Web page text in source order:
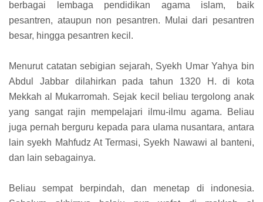
berbagai lembaga pendidikan agama islam, baik
pesantren, ataupun non pesantren. Mulai dari pesantren
besar, hingga pesantren kecil.
Menurut catatan sebigian sejarah, Syekh Umar Yahya bin
Abdul Jabbar dilahirkan pada tahun 1320 H. di kota
Mekkah al Mukarromah. Sejak kecil beliau tergolong anak
yang sangat rajin mempelajari ilmu-ilmu agama. Beliau
juga pernah berguru kepada para ulama nusantara, antara
lain syekh Mahfudz At Termasi, Syekh Nawawi al banteni,
dan lain sebagainya.
Beliau sempat berpindah, dan menetap di indonesia.